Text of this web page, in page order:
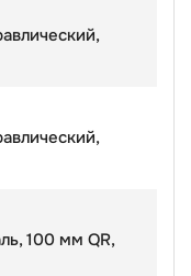
100 мм QR,